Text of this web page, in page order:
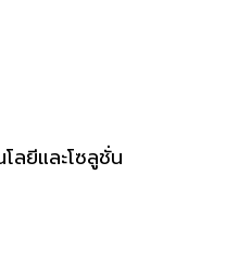
ลยีและโซลูชั่น